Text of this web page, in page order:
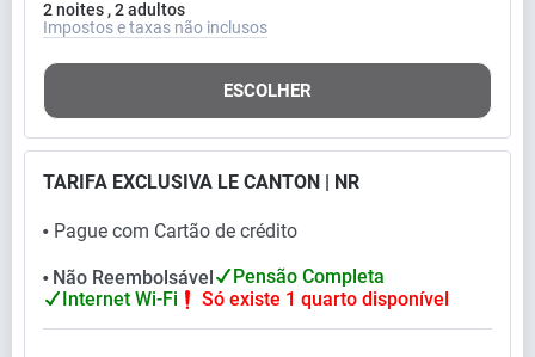
2 noites , 2 adultos
Impostos e taxas não inclusos
ESCOLHER
TARIFA EXCLUSIVA LE CANTON | NR
⬤ Pague com Cartão de crédito
⬤ Não Reembolsável
Pensão Completa
Internet Wi-Fi
Só existe 1 quarto disponível